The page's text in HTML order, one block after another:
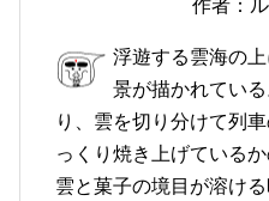
作者：
浮遊する雲海の
景が描かれてい
り、雲を切り分けて列
っくり焼き上げている
雲と菓子の境目が溶け